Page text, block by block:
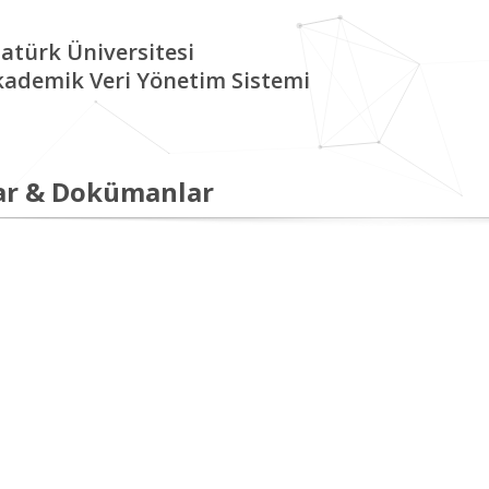
Üniversitesi
Veri Yönetim Sistemi
& Dokümanlar